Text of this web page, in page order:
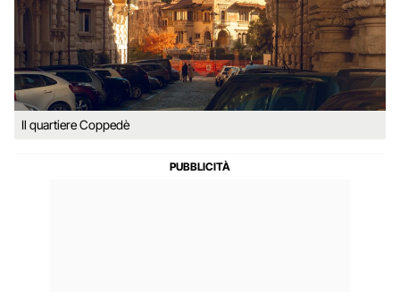
Il quartiere Coppedè